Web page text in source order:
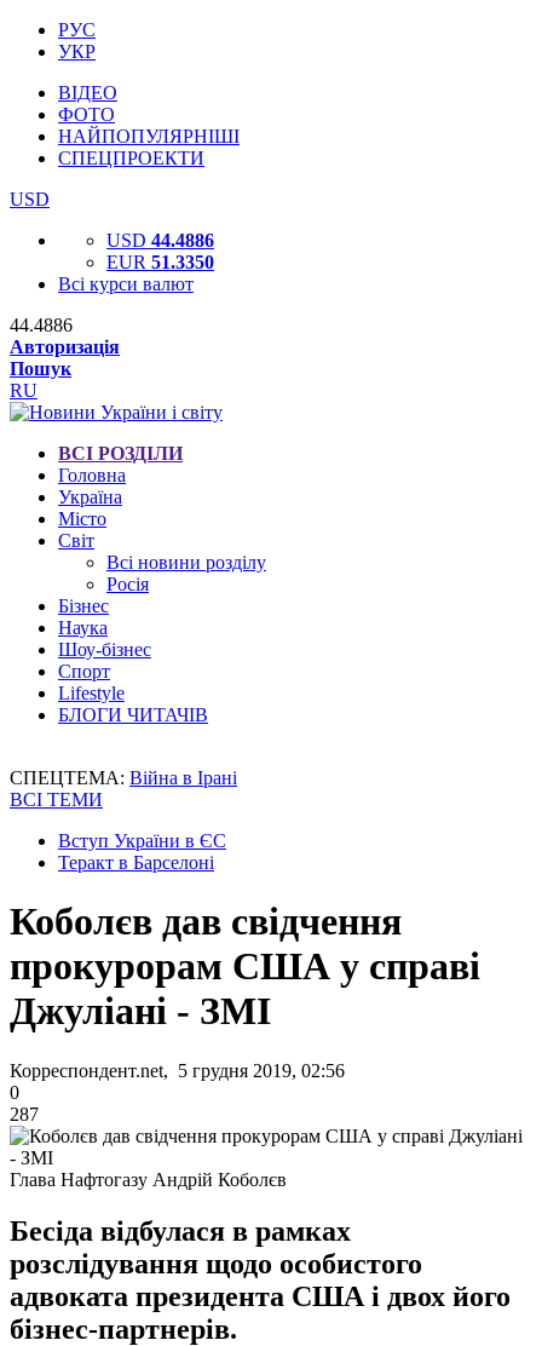
РУС
УКР
ВІДЕО
ФОТО
НАЙПОПУЛЯРНІШІ
СПЕЦПРОЕКТИ
USD
USD 44.4886
EUR 51.3350
Всі курси валют
44.4886
Авторизація
Пошук
RU
ВСІ РОЗДІЛИ
Головна
Україна
Місто
Світ
Всі новини розділу
Росія
Бізнес
Наука
Шоу-бізнес
Спорт
Lifestyle
БЛОГИ ЧИТАЧІВ
СПЕЦТЕМА: Війна в Ірані
ВСІ ТЕМИ
Вступ України в ЄС
Теракт в Барселоні
Коболєв дав свідчення
прокурорам США у справі
Джуліані - ЗМІ
Корреспондент.net, 5 грудня 2019, 02:56
0
287
Глава Нафтогазу Андрій Коболєв
Бесіда відбулася в рамках
розслідування щодо особистого
адвоката президента США і двох його
бізнес-партнерів.